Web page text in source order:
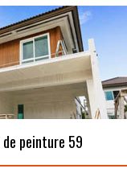
peinture 59